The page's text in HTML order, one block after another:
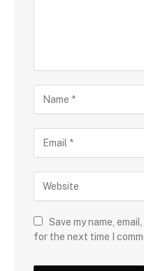
Save my name,
for the next time I